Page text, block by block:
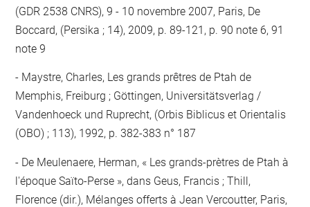
(GDR 2538 CNRS), 9 - 10 novembre 2007, Paris, De
Boccard, (Persika ; 14), 2009, p. 89-121, p. 90 note 6, 91
note 9
Maystre, Charles, Les grands prêtres de Ptah de
Memphis, Freiburg ; Göttingen, Universitätsverlag /
Vandenhoeck und Ruprecht, (Orbis Biblicus et Orientalis
(OBO) ; 113), 1992, p. 382-383 n° 187
De Meulenaere, Herman, « Les grands-prètres de Ptah à
l'époque Saïto-Perse », dans Geus, Francis ; Thill,
Florence (dir.), Mélanges offerts à Jean Vercoutter, Paris,